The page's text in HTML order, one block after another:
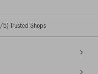
/5) Trusted Shops